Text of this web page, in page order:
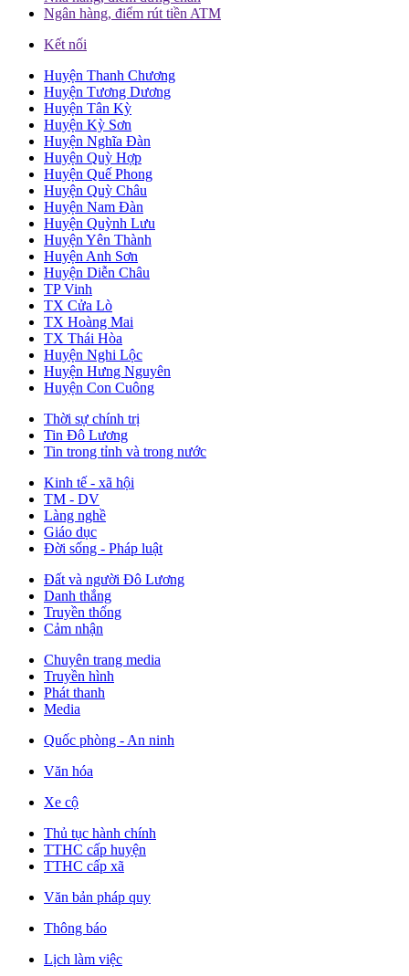
Ngân hàng, điểm rút tiền ATM
Kết nối
Huyện Thanh Chương
Huyện Tương Dương
Huyện Tân Kỳ
Huyện Kỳ Sơn
Huyện Nghĩa Đàn
Huyện Quỳ Hợp
Huyện Quế Phong
Huyện Quỳ Châu
Huyện Nam Đàn
Huyện Quỳnh Lưu
Huyện Yên Thành
Huyện Anh Sơn
Huyện Diễn Châu
TP Vinh
TX Cửa Lò
TX Hoàng Mai
TX Thái Hòa
Huyện Nghi Lộc
Huyện Hưng Nguyên
Huyện Con Cuông
Thời sự chính trị
Tin Đô Lương
Tin trong tỉnh và trong nước
Kinh tế - xã hội
TM - DV
Làng nghề
Giáo dục
Đời sống - Pháp luật
Đất và người Đô Lương
Danh thắng
Truyền thống
Cảm nhận
Chuyên trang media
Truyền hình
Phát thanh
Media
Quốc phòng - An ninh
Văn hóa
Xe cộ
Thủ tục hành chính
TTHC cấp huyện
TTHC cấp xã
Văn bản pháp quy
Thông báo
Lịch làm việc